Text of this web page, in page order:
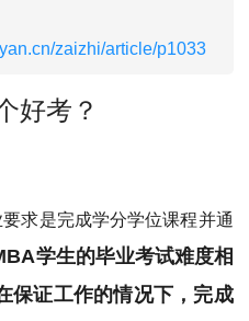
学制学费
报名流程
zaizhi/article/p1033
好考？
求是完成学分学位课程并通
学生的毕业考试难度相
保证工作的情况下，完成